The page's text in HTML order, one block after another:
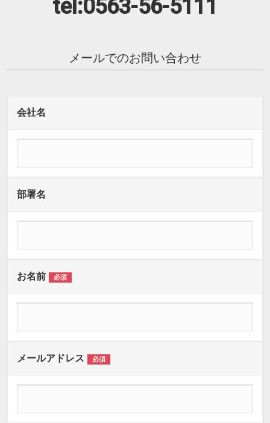
tel:0563-56-5111
メールでのお問い合わせ
会社名
部署名
お名前 必須
メールアドレス 必須